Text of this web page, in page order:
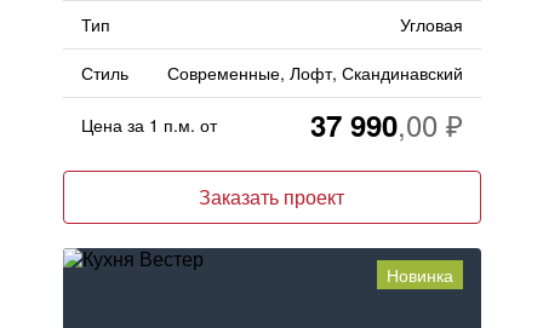
Тип
Угловая
Стиль
Современные, Лофт, Скандинавский
Цена за 1 п.м. от 37 990
Заказать проект
Новинка